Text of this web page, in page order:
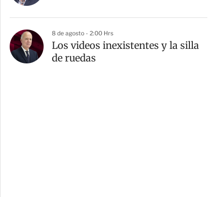
8 de agosto - 2:00 Hrs
Los videos inexistentes y la silla
de ruedas